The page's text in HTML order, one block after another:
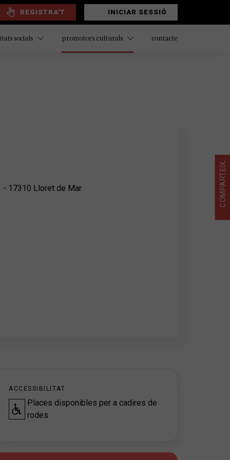
REGISTRA'T INICIAR SESSIÓ
socials promotors culturals contacte
- 17310 Lloret de Mar
ACCESSIBILITAT
Places disponibles per a cadires de
rodes
COMPARTEIX: